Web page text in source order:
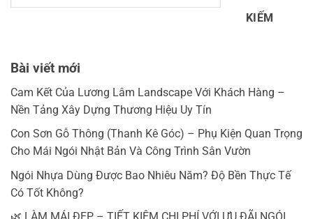
KIẾM
Bài viết mới
Cam Kết Của Lương Lâm Landscape Với Khách Hàng –
Nền Tảng Xây Dựng Thương Hiệu Uy Tín
Con Sơn Gỗ Thông (Thanh Kê Góc) – Phụ Kiện Quan Trọng
Cho Mái Ngói Nhật Bản Và Công Trình Sân Vườn
Ngói Nhựa Dùng Được Bao Nhiêu Năm? Độ Bền Thực Tế
Có Tốt Không?